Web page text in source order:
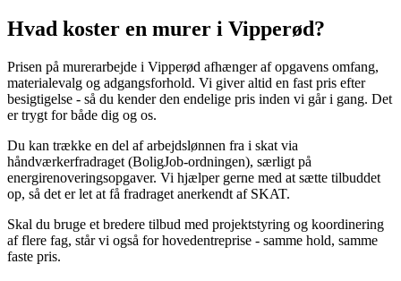
Hvad koster en murer i Vipperød?
Prisen på murerarbejde i Vipperød afhænger af opgavens omfang,
materialevalg og adgangsforhold. Vi giver altid en fast pris efter
besigtigelse - så du kender den endelige pris inden vi går i gang. Det
er trygt for både dig og os.
Du kan trække en del af arbejdslønnen fra i skat via
håndværkerfradraget (BoligJob-ordningen), særligt på
energirenoveringsopgaver. Vi hjælper gerne med at sætte tilbuddet
op, så det er let at få fradraget anerkendt af SKAT.
Skal du bruge et bredere tilbud med projektstyring og koordinering
af flere fag, står vi også for hovedentreprise - samme hold, samme
faste pris.